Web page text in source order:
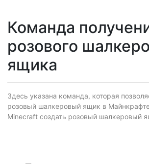
Команда
розового
ящика
Здесь указана команда, которая
розовый шалкеровый ящик в
Minecraft создать розовый шалкеровый